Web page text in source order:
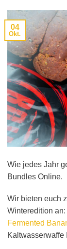
04
Okt.
Wie jedes Jahr
Bundles Online.
Wir bieten euch
Winteredition
Fermented
Kaltwasserwaffe